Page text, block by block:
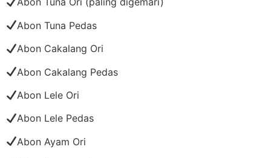
Abon Tuna Pedas
Abon Cakalang Ori
Abon Cakalang Pedas
Abon Lele Ori
Abon Lele Pedas
Abon Ayam Ori